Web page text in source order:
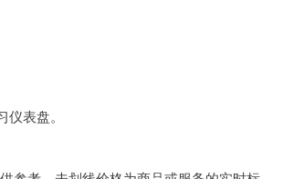
表盘。